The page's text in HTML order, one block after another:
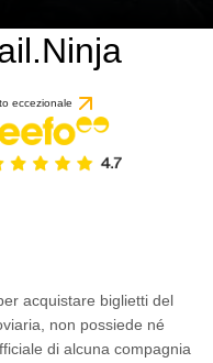
eccezionale
acquistare biglietti del
non possiede né
di alcuna compagnia